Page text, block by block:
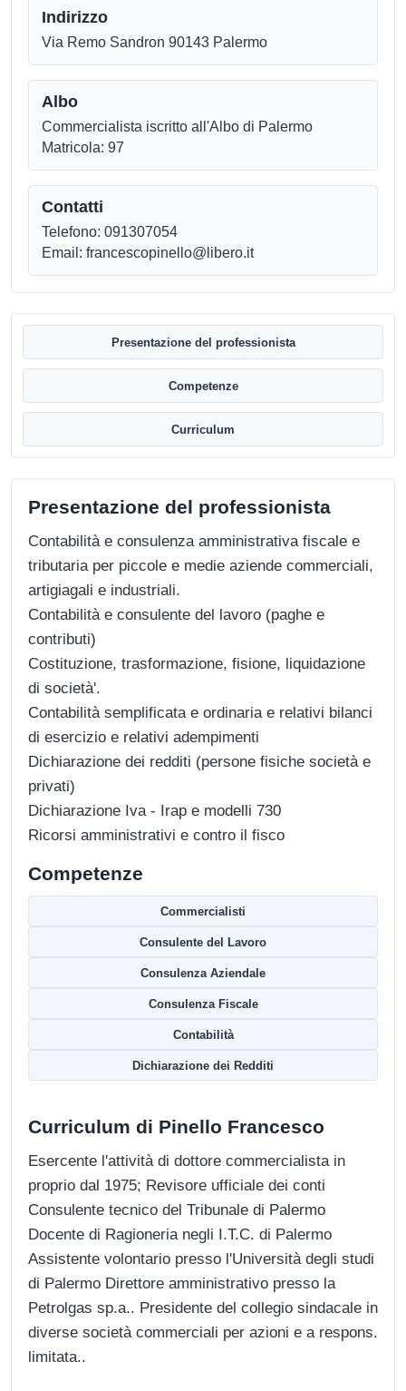
Indirizzo
Via Remo Sandron 90143 Palermo
Albo
Commercialista iscritto all'Albo di Palermo
Matricola: 97
Contatti
Telefono: 091307054
Email: francescopinello@libero.it
Presentazione del professionista
Competenze
Curriculum
Presentazione del professionista
Contabilità e consulenza amministrativa fiscale e
tributaria per piccole e medie aziende commerciali,
artigiagali e industriali.
Contabilità e consulente del lavoro (paghe e
contributi)
Costituzione, trasformazione, fisione, liquidazione
di società'.
Contabilità semplificata e ordinaria e relativi bilanci
di esercizio e relativi adempimenti
Dichiarazione dei redditi (persone fisiche società e
privati)
Dichiarazione Iva - Irap e modelli 730
Ricorsi amministrativi e contro il fisco
Competenze
Commercialisti
Consulente del Lavoro
Consulenza Aziendale
Consulenza Fiscale
Contabilità
Dichiarazione dei Redditi
Curriculum di Pinello Francesco
Esercente l'attività di dottore commercialista in
proprio dal 1975; Revisore ufficiale dei conti
Consulente tecnico del Tribunale di Palermo
Docente di Ragioneria negli I.T.C. di Palermo
Assistente volontario presso l'Università degli studi
di Palermo Direttore amministrativo presso la
Petrolgas sp.a.. Presidente del collegio sindacale in
diverse società commerciali per azioni e a respons.
limitata..